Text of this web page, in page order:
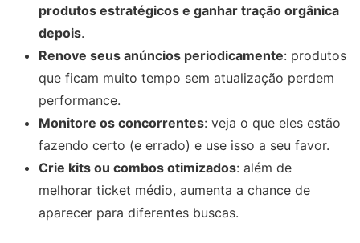
produtos estratégicos e ganhar tração orgânica
depois.
Renove seus anúncios periodicamente: produtos
que ficam muito tempo sem atualização perdem
performance.
Monitore os concorrentes: veja o que eles estão
fazendo certo (e errado) e use isso a seu favor.
Crie kits ou combos otimizados: além de
melhorar ticket médio, aumenta a chance de
aparecer para diferentes buscas.